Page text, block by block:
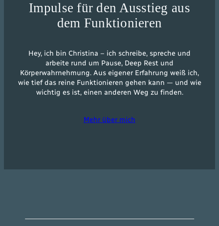
Impulse für den Ausstieg aus
dem Funktionieren
Hey, ich bin Christina – ich schreibe, spreche und
arbeite rund um Pause, Deep Rest und
Körperwahrnehmung. Aus eigener Erfahrung weiß ich,
wie tief das reine Funktionieren gehen kann — und wie
wichtig es ist, einen anderen Weg zu finden.
Mehr über mich